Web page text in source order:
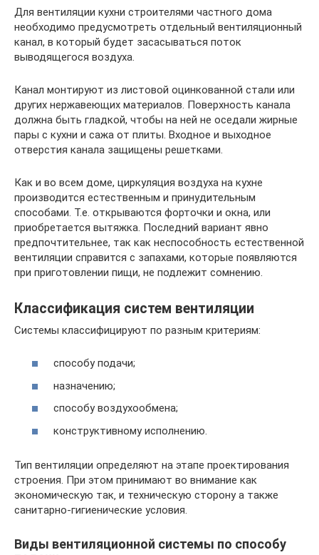
Для вентиляции кухни строителями частного дома
необходимо предусмотреть отдельный вентиляционный
канал, в который будет засасываться поток
выводящегося воздуха.
Канал монтируют из листовой оцинкованной стали или
других нержавеющих материалов. Поверхность канала
должна быть гладкой, чтобы на ней не оседали жирные
пары с кухни и сажа от плиты. Входное и выходное
отверстия канала защищены решетками.
Как и во всем доме, циркуляция воздуха на кухне
производится естественным и принудительным
способами. Т.е. открываются форточки и окна, или
приобретается вытяжка. Последний вариант явно
предпочтительнее, так как неспособность естественной
вентиляции справится с запахами, которые появляются
при приготовлении пищи, не подлежит сомнению.
Классификация систем вентиляции
Системы классифицируют по разным критериям:
способу подачи;
назначению;
способу воздухообмена;
конструктивному исполнению.
Тип вентиляции определяют на этапе проектирования
строения. При этом принимают во внимание как
экономическую так‚ и техническую сторону а также
санитарно-гигиенические условия.
Виды вентиляционной системы по способу